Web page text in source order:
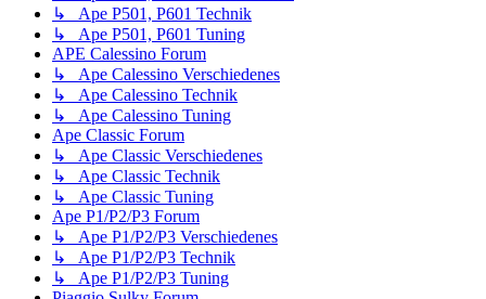
↳ Ape P501, P601 Technik
↳ Ape P501, P601 Tuning
APE Calessino Forum
↳ Ape Calessino Verschiedenes
↳ Ape Calessino Technik
↳ Ape Calessino Tuning
Ape Classic Forum
↳ Ape Classic Verschiedenes
↳ Ape Classic Technik
↳ Ape Classic Tuning
Ape P1/P2/P3 Forum
↳ Ape P1/P2/P3 Verschiedenes
↳ Ape P1/P2/P3 Technik
↳ Ape P1/P2/P3 Tuning